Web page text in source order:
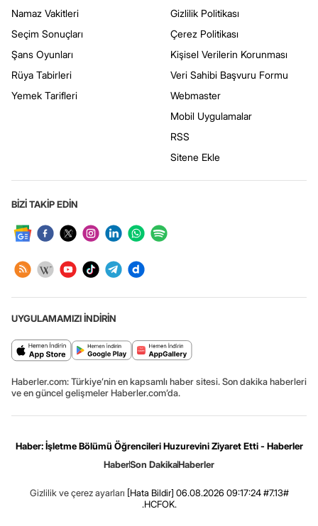
Namaz Vakitleri
Seçim Sonuçları
Şans Oyunları
Rüya Tabirleri
Yemek Tarifleri
Gizlilik Politikası
Çerez Politikası
Kişisel Verilerin Korunması
Veri Sahibi Başvuru Formu
Webmaster
Mobil Uygulamalar
RSS
Sitene Ekle
BİZİ TAKİP EDİN
UYGULAMAMIZI İNDİRİN
Haberler.com: Türkiye’nin en kapsamlı haber sitesi. Son dakika haberleri
ve en güncel gelişmeler Haberler.com’da.
Haber: İşletme Bölümü Öğrencileri Huzurevini Ziyaret Etti - Haberler
HaberSon DakikaHaberler
Gizlilik ve çerez ayarları [Hata Bildir] 06.08.2026 09:17:24 #7.13#
.HCFOK.